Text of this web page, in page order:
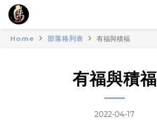
Home 部落格列表 有福與積福
有福與積福
2022-04-17